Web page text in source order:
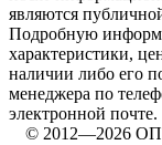
являются
Подробную
характеристики,
наличии либо его
менеджера по
электронной почте.
© 2012—2026